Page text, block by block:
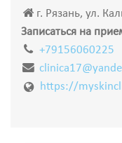
г. Рязань, ул.
Записаться на
+79156060225
https://